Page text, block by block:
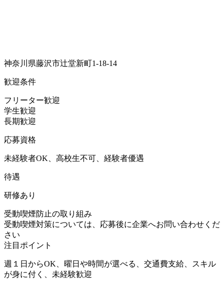
神奈川県藤沢市辻堂新町1-18-14
歓迎条件
フリーター歓迎
学生歓迎
長期歓迎
応募資格
未経験者OK、高校生不可、経験者優遇
待遇
研修あり
受動喫煙防止の取り組み
受動喫煙対策については、応募後に企業へお問い合わせくだ
さい
注目ポイント
週１日からOK、曜日や時間が選べる、交通費支給、スキル
が身に付く、未経験歓迎